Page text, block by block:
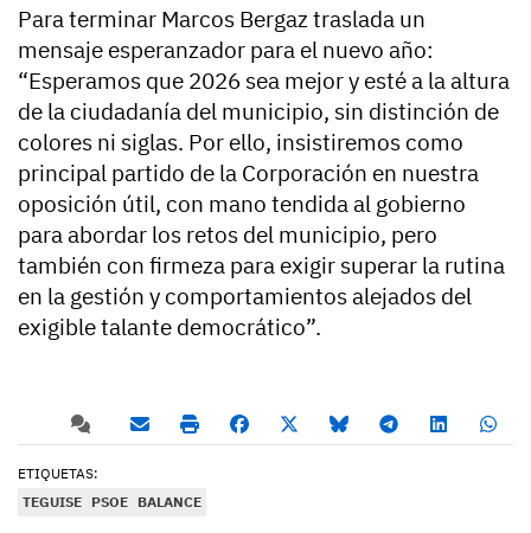
Para terminar Marcos Bergaz traslada un
mensaje esperanzador para el nuevo año:
“Esperamos que 2026 sea mejor y esté a la altura
de la ciudadanía del municipio, sin distinción de
colores ni siglas. Por ello, insistiremos como
principal partido de la Corporación en nuestra
oposición útil, con mano tendida al gobierno
para abordar los retos del municipio, pero
también con firmeza para exigir superar la rutina
en la gestión y comportamientos alejados del
exigible talante democrático”.
ETIQUETAS:
TEGUISE PSOE BALANCE